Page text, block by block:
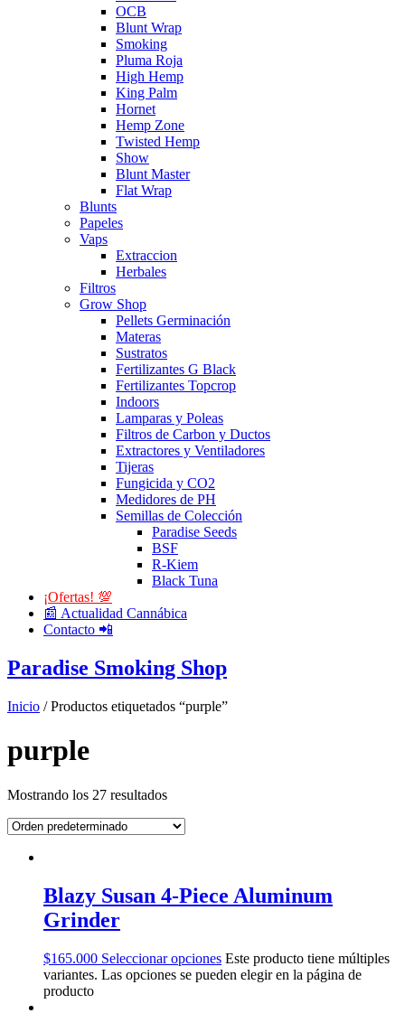
OCB
Blunt Wrap
Smoking
Pluma Roja
High Hemp
King Palm
Hornet
Hemp Zone
Twisted Hemp
Show
Blunt Master
Flat Wrap
Blunts
Papeles
Vaps
Extraccion
Herbales
Filtros
Grow Shop
Pellets Germinación
Materas
Sustratos
Fertilizantes G Black
Fertilizantes Topcrop
Indoors
Lamparas y Poleas
Filtros de Carbon y Ductos
Extractores y Ventiladores
Tijeras
Fungicida y CO2
Medidores de PH
Semillas de Colección
Paradise Seeds
BSF
R-Kiem
Black Tuna
¡Ofertas! 💯
📰 Actualidad Cannábica
Contacto 📲
Paradise Smoking Shop
Inicio / Productos etiquetados “purple”
purple
Mostrando los 27 resultados
Blazy Susan 4-Piece Aluminum
Grinder
$165.000 Seleccionar opciones Este producto tiene múltiples
variantes. Las opciones se pueden elegir en la página de
producto